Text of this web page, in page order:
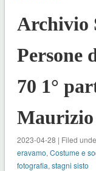
Archivio
Persone
70 1°
2023-04-28 | Filed
eravamo, Costume e
fotografia, stagni sisto